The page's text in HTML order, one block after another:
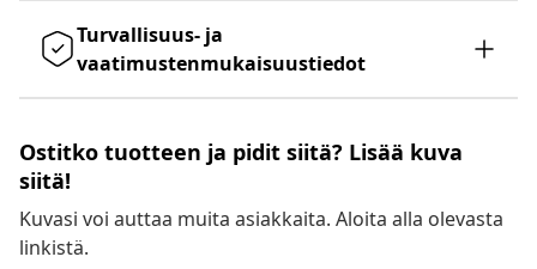
Turvallisuus- ja
vaatimustenmukaisuustiedot
Ostitko tuotteen ja pidit siitä? Lisää kuva
siitä!
Kuvasi voi auttaa muita asiakkaita. Aloita alla olevasta
linkistä.